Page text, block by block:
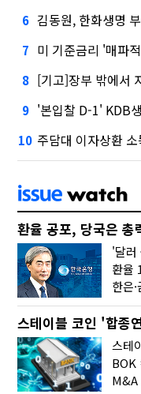
6 김동원, 한화생명
7 미 기준금리 '매파
8 [기고]장부 밖에서
9 '본입찰 D-1' KDB
10 주담대 이자상환
환율 공포, 당국은 총
스테이블 코인 '합종
스테